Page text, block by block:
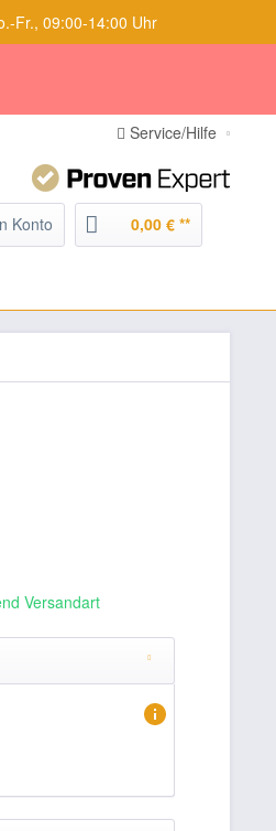
Fr., 09:00-14:00 Uhr
Service/Hilfe
Konto 0,00 € **
Versandart